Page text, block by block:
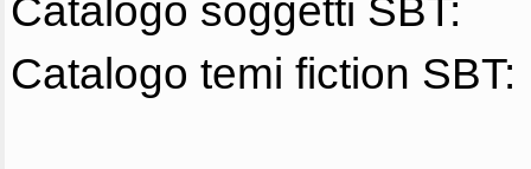
Catalogo soggetti SBT:
Catalogo temi fiction SBT: